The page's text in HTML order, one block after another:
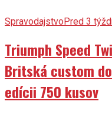
SpravodajstvoPred 3
Triumph Speed
Britská custom
edícii 750 kusov